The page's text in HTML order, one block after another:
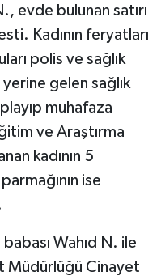
evde bulunan satırı
Kadının feryatları
polis ve sağlık
gelen sağlık
muhafaza
ve Araştırma
kadının 5
ise
Wahıd N. ile
Müdürlüğü Cinayet